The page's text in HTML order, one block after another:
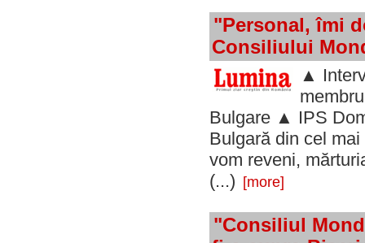
"Personal, îmi
Consiliului
▲
Bulgare ▲ IPS
Bulgară din cel
vom reveni,
(...) [more]
"Consiliul